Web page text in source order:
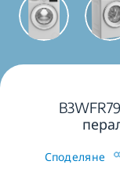
Споделяне